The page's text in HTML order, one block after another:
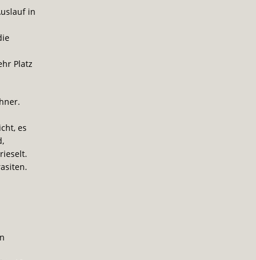
in
Platz
es